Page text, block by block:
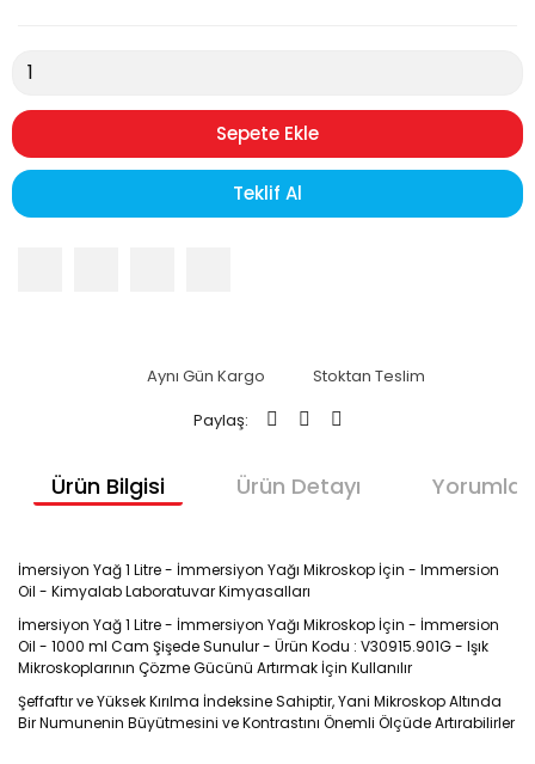
Sepete Ekle
Teklif Al
Aynı Gün Kargo
Stoktan Teslim
Paylaş:
Ürün Bilgisi Ürün Detayı Yorumlar
İmersiyon Yağ 1 Litre - İmmersiyon Yağı Mikroskop İçin - Immersion
Oil - Kimyalab Laboratuvar Kimyasalları
İmersiyon Yağ 1 Litre - İmmersiyon Yağı Mikroskop İçin - İmmersion
Oil - 1000 ml Cam Şişede Sunulur - Ürün Kodu : V30915.901G - Işık
Mikroskoplarının Çözme Gücünü Artırmak İçin Kullanılır
Şeffaftır ve Yüksek Kırılma İndeksine Sahiptir, Yani Mikroskop Altında
Bir Numunenin Büyütmesini ve Kontrastını Önemli Ölçüde Artırabilirler